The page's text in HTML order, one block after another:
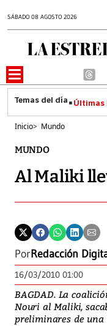
SÁBADO 08 AGOSTO 2026
Últimas
Inicio> Mundo
MUNDO
Al Maliki
PorRedacción
16/03/2010 01:00
BAGDAD. La
Nouri al Maliki,
preliminares de una